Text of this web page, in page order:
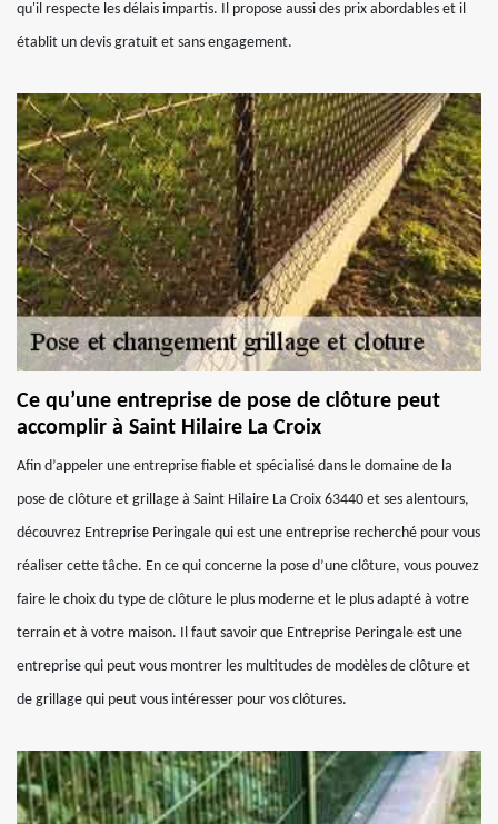
qu'il respecte les délais impartis. Il propose aussi des prix abordables et il
établit un devis gratuit et sans engagement.
Ce qu’une entreprise de pose de clôture peut
accomplir à Saint Hilaire La Croix
Afin d’appeler une entreprise fiable et spécialisé dans le domaine de la
pose de clôture et grillage à Saint Hilaire La Croix 63440 et ses alentours,
découvrez Entreprise Peringale qui est une entreprise recherché pour vous
réaliser cette tâche. En ce qui concerne la pose d’une clôture, vous pouvez
faire le choix du type de clôture le plus moderne et le plus adapté à votre
terrain et à votre maison. Il faut savoir que Entreprise Peringale est une
entreprise qui peut vous montrer les multitudes de modèles de clôture et
de grillage qui peut vous intéresser pour vos clôtures.